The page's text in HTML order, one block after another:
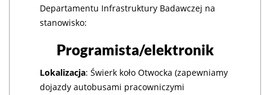
Departamentu Infrastruktury Badawczej na
stanowisko:
Programista/elektronik
Lokalizacja: Świerk koło Otwocka (zapewniamy
dojazdy autobusami pracowniczymi